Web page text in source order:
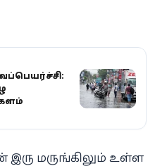
இரு மருங்கிலும் உள்ள